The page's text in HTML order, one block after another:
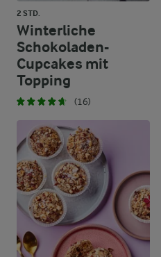
2 STD.
Winterliche
Schokoladen-
Cupcakes mit
Topping
(16)